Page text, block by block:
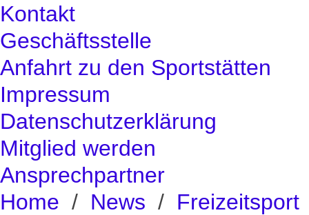
Kontakt
Geschäftsstelle
Anfahrt zu den Sportstätten
Impressum
Datenschutzerklärung
Mitglied werden
Ansprechpartner
Home / News / Freizeitsport